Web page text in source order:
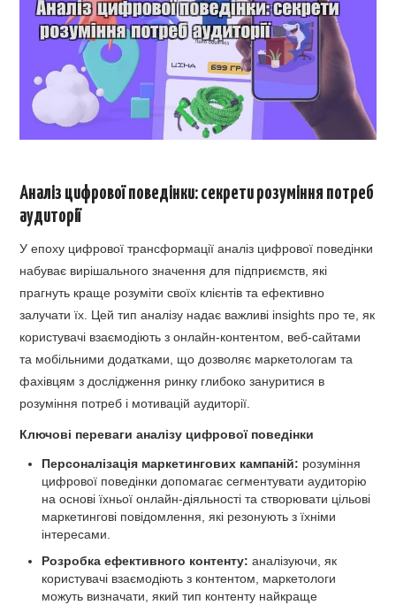
Аналіз цифрової поведінки: секрети розуміння потреб
аудиторії
У епоху цифрової трансформації аналіз цифрової поведінки
набуває вирішального значення для підприємств, які
прагнуть краще розуміти своїх клієнтів та ефективно
залучати їх. Цей тип аналізу надає важливі insights про те, як
користувачі взаємодіють з онлайн-контентом, веб-сайтами
та мобільними додатками, що дозволяє маркетологам та
фахівцям з дослідження ринку глибоко зануритися в
розуміння потреб і мотивацій аудиторії.
Ключові переваги аналізу цифрової поведінки
Персоналізація маркетингових кампаній: розуміння
цифрової поведінки допомагає сегментувати аудиторію
на основі їхньої онлайн-діяльності та створювати цільові
маркетингові повідомлення, які резонують з їхніми
інтересами.
Розробка ефективного контенту: аналізуючи, як
користувачі взаємодіють з контентом, маркетологи
можуть визначати, який тип контенту найкраще